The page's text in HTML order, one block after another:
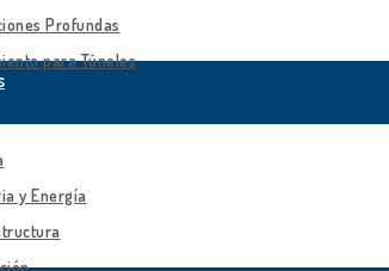
Profundas
para Túneles
y Energía